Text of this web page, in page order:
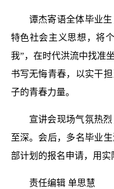
谭杰寄语全体毕业
特色社会主义思想，将
我”，在时代洪流中找准
书写无悔青春，以实干
子的青春力量。
宣讲会现场气氛热
至深。会后，多名毕业
部计划的报名申请，用实
责任编辑 单思慧